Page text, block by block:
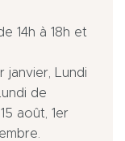
14h à 18h et
janvier, Lundi
de
août, 1er